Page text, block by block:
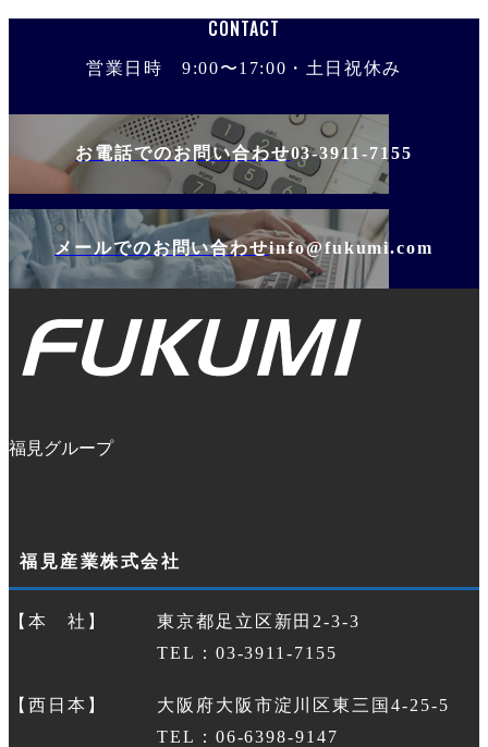
CONTACT
営業日時 9:00〜17:00・土日祝休み
お電話でのお問い合わせ03-3911-7155
メールでのお問い合わせinfo@fukumi.com
福見グループ
福見産業株式会社
【本 社】
東京都足立区新田2-3-3
TEL：03-3911-7155
【西日本】
大阪府大阪市淀川区東三国4-25-5
TEL：06-6398-9147